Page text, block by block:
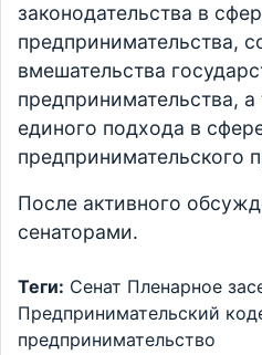
законодательства в
предпринимательства,
вмешательства
предпринимательства,
единого подхода в
предпринимательского
После активного
сенаторами.
Теги: Сенат Пленарное
Предпринимательский
предпринимательство